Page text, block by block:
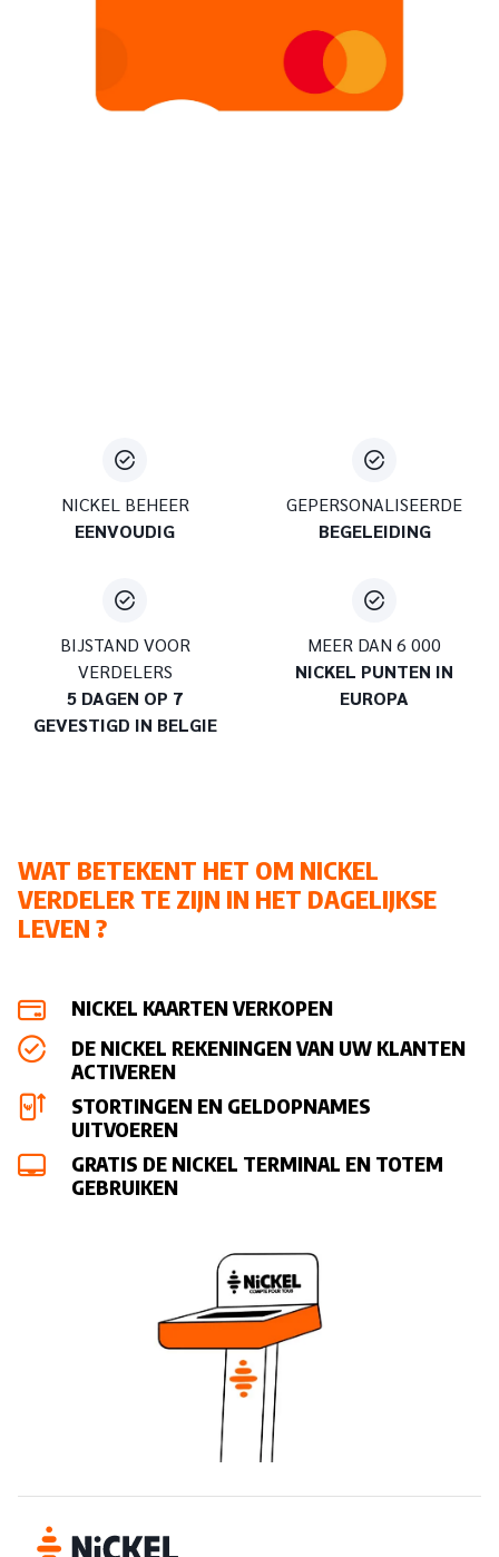
verhogen,Nickel is een gebruiksklare oplossing, maar
bovenal is de samenwerking gratis en zonder enige
en kostenefficiënt van hun geld genieten. Een eenvoudig
Meer weten over het Nickel aanbod
NICKEL BEHEER
EENVOUDIG
GEPERSONALISEERDE
BEGELEIDING
BIJSTAND VOOR
VERDELERS
5 DAGEN OP 7
GEVESTIGD IN BELGIE
MEER DAN 6 000
NICKEL PUNTEN IN
EUROPA
WAT BETEKENT HET OM NICKEL
VERDELER TE ZIJN IN HET DAGELIJKSE
LEVEN ?
NICKEL KAARTEN VERKOPEN
DE NICKEL REKENINGEN VAN UW KLANTEN
ACTIVEREN
STORTINGEN EN GELDOPNAMES
UITVOEREN
GRATIS DE NICKEL TERMINAL EN TOTEM
GEBRUIKEN